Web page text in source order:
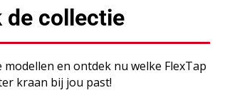
de collectie
modellen en ontdek nu welke FlexTap
kraan bij jou past!